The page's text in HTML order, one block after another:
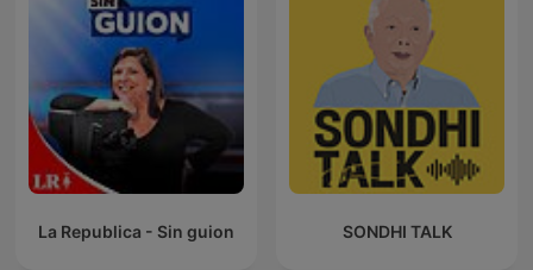
La Republica - Sin guion SONDHI TALK